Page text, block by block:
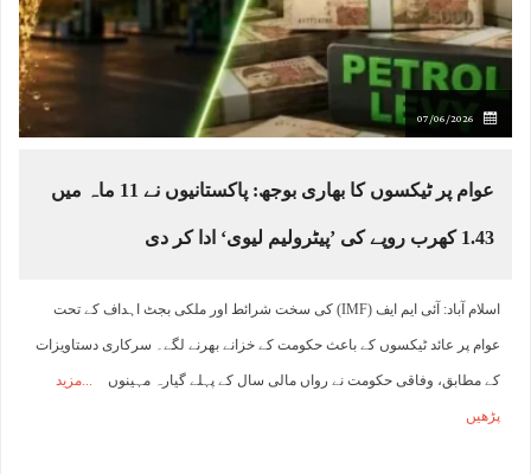
07/06/2026
عوام پر ٹیکسوں کا بھاری بوجھ: پاکستانیوں نے 11 ماہ میں
1.43 کھرب روپے کی ’پیٹرولیم لیوی‘ ادا کر دی
اسلام آباد: آئی ایم ایف (IMF) کی سخت شرائط اور ملکی بجٹ اہداف کے تحت
عوام پر عائد ٹیکسوں کے باعث حکومت کے خزانے بھرنے لگے۔ سرکاری دستاویزات
کے مطابق، وفاقی حکومت نے رواں مالی سال کے پہلے گیارہ مہینوں مزید
پڑھیں